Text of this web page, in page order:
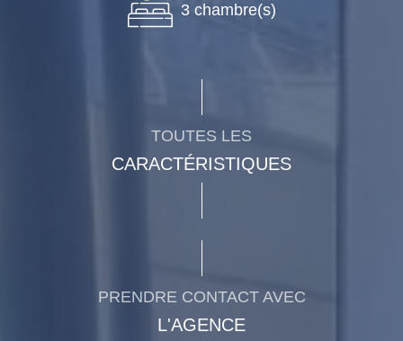
3 chambre(s)
TOUTES LES
CARACTÉRISTIQUES
PRENDRE CONTACT AVEC
L'AGENCE